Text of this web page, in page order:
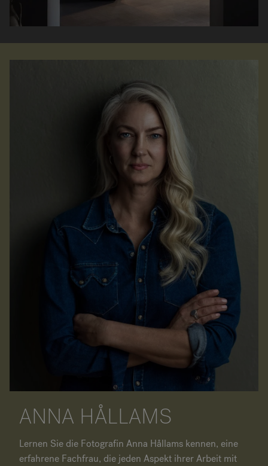
ANNA HÅLLAMS
Lernen Sie die Fotografin Anna Hållams kennen, eine
erfahrene Fachfrau, die jeden Aspekt ihrer Arbeit mit